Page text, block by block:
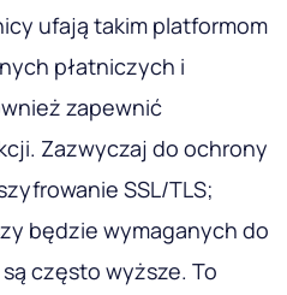
ufają takim platformom
płatniczych i
zapewnić
Zazwyczaj do ochrony
SSL/TLS;
będzie wymaganych do
często wyższe. To